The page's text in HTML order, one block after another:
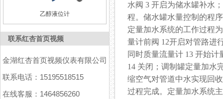
乙醇液位计
联系红杏首页视频
金湖红杏首页视频仪表有限公司
联系电话：15195518515
在线客服：1464856260
水阀 3 开启为储水罐补水；
程。储水罐水量控制的程
定量加水系统的工作过程为
量计前阀 12开启对管路进行预
同时质量流量计 13 开始计量
14 关闭；调制罐定量加
缩空气对管道中水实现回收
过程完成。定量加水系统